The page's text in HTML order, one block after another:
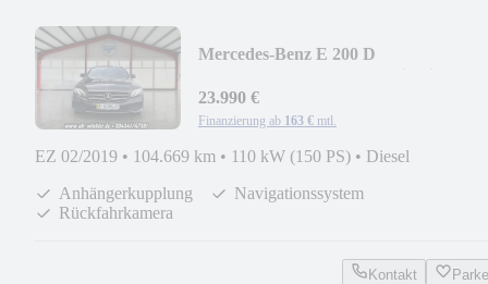
Mercedes-Benz E 200 D
23.990 €
Finanzierung ab 163 € mtl.
EZ 02/2019 • 104.669 km • 110 kW (150 PS) • Diesel
Anhängerkupplung
Navigationssystem
Rückfahrkamera
Kontakt